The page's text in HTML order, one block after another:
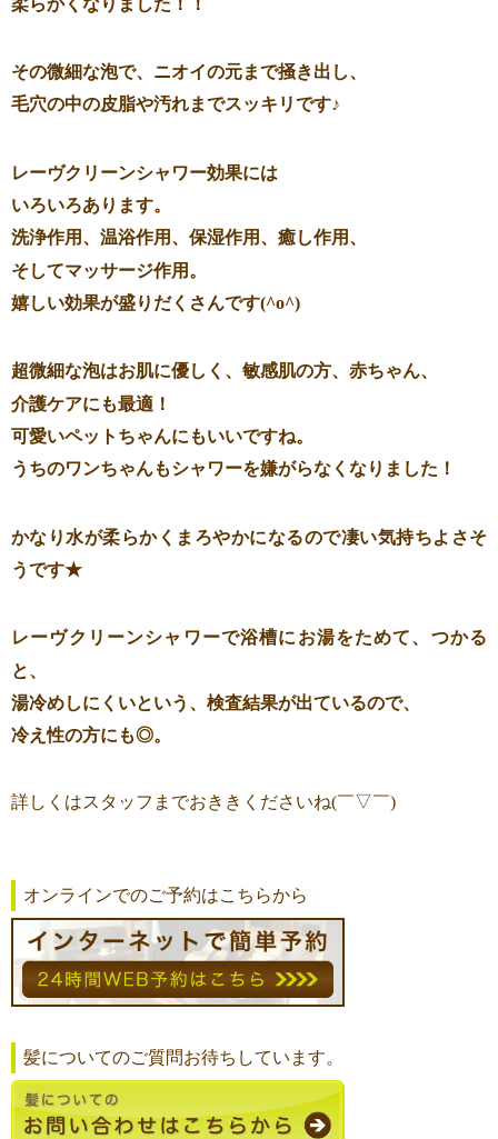
柔らかくなりました！！
その微細な泡で、ニオイの元まで掻き出し、
毛穴の中の皮脂や汚れまでスッキリです♪
レーヴクリーンシャワー効果には
いろいろあります。
洗浄作用、温浴作用、保湿作用、癒し作用、
そしてマッサージ作用。
嬉しい効果が盛りだくさんです(^o^)
超微細な泡はお肌に優しく、敏感肌の方、赤ちゃん、
介護ケアにも最適！
可愛いペットちゃんにもいいですね。
うちのワンちゃんもシャワーを嫌がらなくなりました！
かなり水が柔らかくまろやかになるので凄い気持ちよさそ
うです★
レーヴクリーンシャワーで浴槽にお湯をためて、つかる
と、
湯冷めしにくいという、検査結果が出ているので、
冷え性の方にも◎。
詳しくはスタッフまでおききくださいね(￣▽￣)
オンラインでのご予約はこちらから
髪についてのご質問お待ちしています。